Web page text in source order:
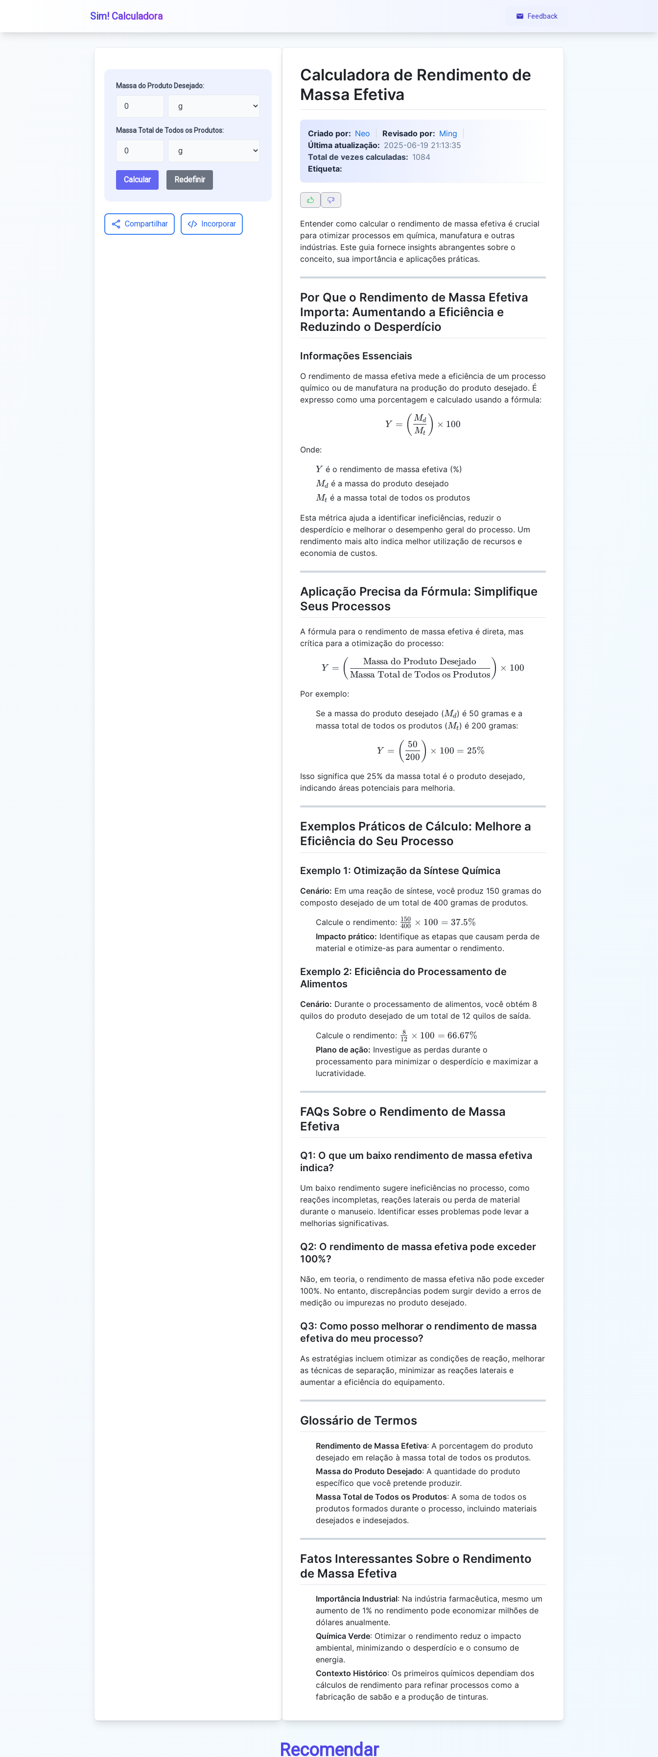
Sim! Calculadora Feedback
Massa do Produto Desejado:
Massa Total de Todos os Produtos:
Calcular Redefinir
Compartilhar Incorporar
Calculadora de Rendimento de
Massa Efetiva
Criado por: Neo Revisado por: Ming
Última atualização: 2025-06-19 21:13:35
Total de vezes calculadas: 1084
Etiqueta:
Entender como calcular o rendimento de massa efetiva é crucial
para otimizar processos em química, manufatura e outras
indústrias. Este guia fornece insights abrangentes sobre o
conceito, sua importância e aplicações práticas.
Por Que o Rendimento de Massa Efetiva
Importa: Aumentando a Eficiência e
Reduzindo o Desperdício
Informações Essenciais
O rendimento de massa efetiva mede a eficiência de um processo
químico ou de manufatura na produção do produto desejado. É
expresso como uma porcentagem e calculado usando a fórmula:
Y = \left(\frac{M_d}{M_t}\right) \times 100
Y = ( Mt
Md ) × 100
Onde:
Y
Y é o rendimento de massa efetiva (%)
M_d
Md é a massa do produto desejado
M_t
Mt é a massa total de todos os produtos
Esta métrica ajuda a identificar ineficiências, reduzir o
desperdício e melhorar o desempenho geral do processo. Um
rendimento mais alto indica melhor utilização de recursos e
economia de custos.
Aplicação Precisa da Fórmula: Simplifique
Seus Processos
A fórmula para o rendimento de massa efetiva é direta, mas
crítica para a otimização do processo:
Y = \left(\frac{\text{Massa do Produto
Y = ( Massa Total de Todos os Produtos
Massa do Produto Desejado ) × 100
Por exemplo:
Se a massa do produto desejado (M_d
Md) é 50 gramas e a
massa total de todos os produtos (M_t
Mt) é 200 gramas:
Y = \left(\frac{50}{200}\right) \times 100 = 25\%
Y = ( 200
50 ) × 100 = 25%
Isso significa que 25% da massa total é o produto desejado,
indicando áreas potenciais para melhoria.
Exemplos Práticos de Cálculo: Melhore a
Eficiência do Seu Processo
Exemplo 1: Otimização da Síntese Química
Cenário: Em uma reação de síntese, você produz 150 gramas do
composto desejado de um total de 400 gramas de produtos.
Calcule o rendimento: \frac{150}
{400}
\times 100
= 37.5\%
400
150 × 100 = 37.5%
Impacto prático: Identifique as etapas que causam perda de
material e otimize-as para aumentar o rendimento.
Exemplo 2: Eficiência do Processamento de
Alimentos
Cenário: Durante o processamento de alimentos, você obtém 8
quilos do produto desejado de um total de 12 quilos de saída.
Calcule o rendimento: \frac{8}
{12}
\times
12
8 × 100 = 66.67%
Plano de ação: Investigue as perdas durante o
processamento para minimizar o desperdício e maximizar a
lucratividade.
FAQs Sobre o Rendimento de Massa
Efetiva
Q1: O que um baixo rendimento de massa efetiva
indica?
Um baixo rendimento sugere ineficiências no processo, como
reações incompletas, reações laterais ou perda de material
durante o manuseio. Identificar esses problemas pode levar a
melhorias significativas.
Q2: O rendimento de massa efetiva pode exceder
100%?
Não, em teoria, o rendimento de massa efetiva não pode exceder
100%. No entanto, discrepâncias podem surgir devido a erros de
medição ou impurezas no produto desejado.
Q3: Como posso melhorar o rendimento de massa
efetiva do meu processo?
As estratégias incluem otimizar as condições de reação, melhorar
as técnicas de separação, minimizar as reações laterais e
aumentar a eficiência do equipamento.
Glossário de Termos
Rendimento de Massa Efetiva: A porcentagem do produto
desejado em relação à massa total de todos os produtos.
Massa do Produto Desejado: A quantidade do produto
específico que você pretende produzir.
Massa Total de Todos os Produtos: A soma de todos os
produtos formados durante o processo, incluindo materiais
desejados e indesejados.
Fatos Interessantes Sobre o Rendimento
de Massa Efetiva
Importância Industrial: Na indústria farmacêutica, mesmo um
aumento de 1% no rendimento pode economizar milhões de
dólares anualmente.
Química Verde: Otimizar o rendimento reduz o impacto
ambiental, minimizando o desperdício e o consumo de
energia.
Contexto Histórico: Os primeiros químicos dependiam dos
cálculos de rendimento para refinar processos como a
fabricação de sabão e a produção de tinturas.
Recomendar